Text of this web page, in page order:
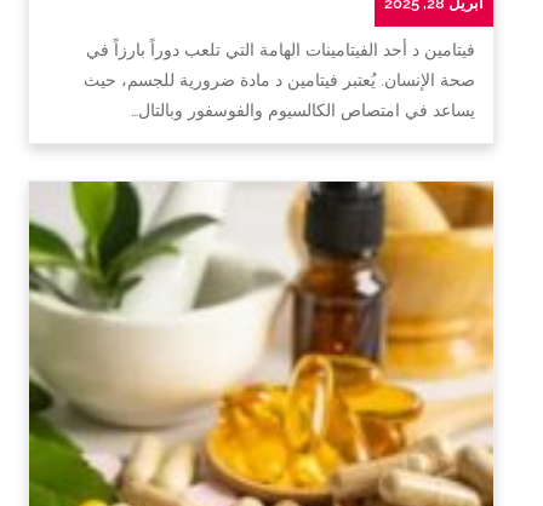
فيتامين د أحد الفيتامينات الهامة التي تلعب دوراً بارزاً في
صحة الإنسان. يُعتبر فيتامين د مادة ضرورية للجسم، حيث
يساعد في امتصاص الكالسيوم والفوسفور وبالتال…